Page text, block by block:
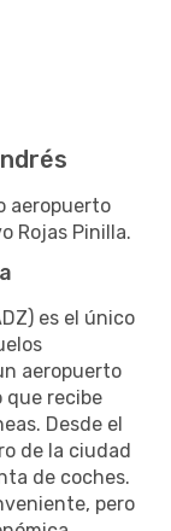
aeropuerto
Rojas Pinilla.
es el único
aeropuerto
que recibe
Desde el
de la ciudad
de coches.
pero